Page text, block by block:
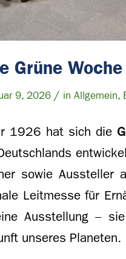
Grüne
9, 2026 / in Allgemein,
1926 hat sich die
sowie
Leitmesse für
Ausstellung –
unseres Planeten.